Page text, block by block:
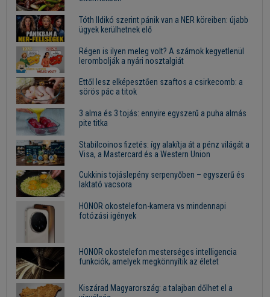
Tóth Ildikó szerint pánik van a NER köreiben: újabb
ügyek kerülhetnek elő
Régen is ilyen meleg volt? A számok kegyetlenül
lerombolják a nyári nosztalgiát
Ettől lesz elképesztően szaftos a csirkecomb: a
sörös pác a titok
3 alma és 3 tojás: ennyire egyszerű a puha almás
pite titka
Stabilcoinos fizetés: így alakítja át a pénz világát a
Visa, a Mastercard és a Western Union
Cukkinis tojáslepény serpenyőben – egyszerű és
laktató vacsora
HONOR okostelefon-kamera vs mindennapi
fotózási igények
HONOR okostelefon mesterséges intelligencia
funkciók, amelyek megkönnyítik az életet
Kiszárad Magyarország: a talajban dőlhet el a